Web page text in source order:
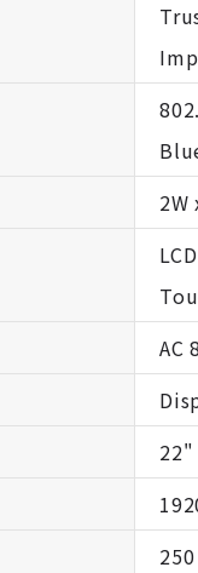
2W
AC
22"